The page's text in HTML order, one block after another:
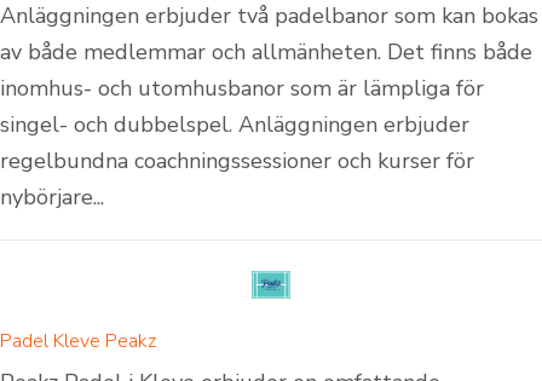
Anläggningen erbjuder två padelbanor som kan bokas
av både medlemmar och allmänheten. Det finns både
inomhus- och utomhusbanor som är lämpliga för
singel- och dubbelspel. Anläggningen erbjuder
regelbundna coachningssessioner och kurser för
nybörjare...
Padel Kleve Peakz